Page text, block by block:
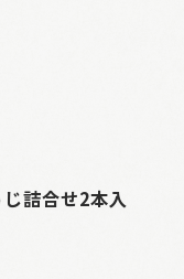
詰合せ2本入